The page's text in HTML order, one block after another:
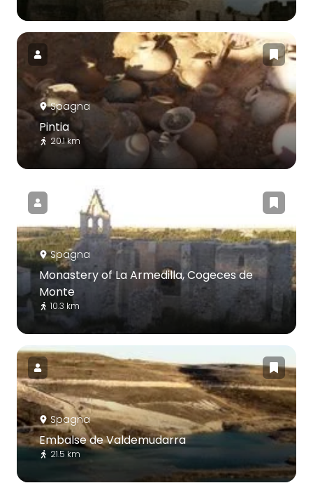
Spagna
Pintia
20.1 km
Spagna
Monastery of La Armedilla, Cogeces de
Monte
10.3 km
Spagna
Embalse de Valdemudarra
21.5 km